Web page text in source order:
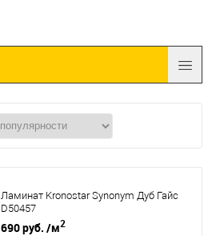
Ламинат Kronostar Synonym Дуб Гайс
D50457
690 руб. /м2